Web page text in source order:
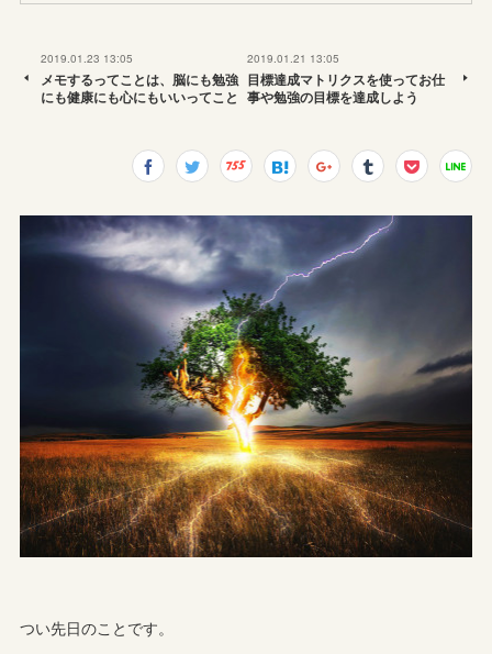
2019.01.23 13:05
メモするってことは、脳にも勉強
にも健康にも心にもいいってこと
2019.01.21 13:05
目標達成マトリクスを使ってお仕
事や勉強の目標を達成しよう
つい先日のことです。